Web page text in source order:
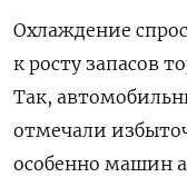
Охлаждение
к росту запасов
Так,
отмечали
особенно машин